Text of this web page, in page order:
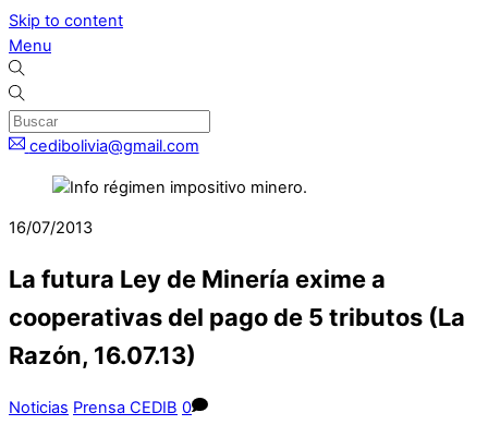
Skip to content
Menu
cedibolivia@gmail.com
16/07/2013
La futura Ley de Minería exime a
cooperativas del pago de 5 tributos (La
Razón, 16.07.13)
Noticias Prensa CEDIB 0